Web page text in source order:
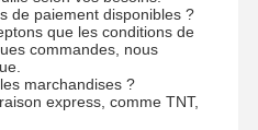
de paiement disponibles ?
que les conditions de
commandes, nous
marchandises ?
express, comme TNT,